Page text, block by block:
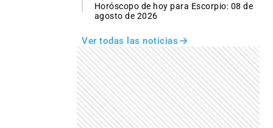
Horóscopo de hoy para Escorpio: 08 de
agosto de 2026
Ver todas las noticias